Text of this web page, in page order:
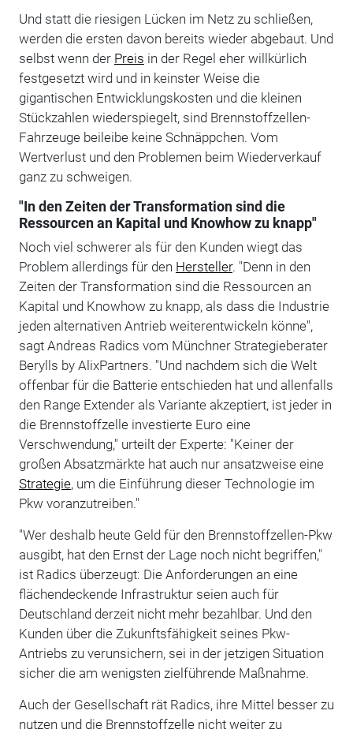
Und statt die riesigen Lücken im Netz zu schließen,
werden die ersten davon bereits wieder abgebaut. Und
selbst wenn der Preis in der Regel eher willkürlich
festgesetzt wird und in keinster Weise die
gigantischen Entwicklungskosten und die kleinen
Stückzahlen wiederspiegelt, sind Brennstoffzellen-
Fahrzeuge beileibe keine Schnäppchen. Vom
Wertverlust und den Problemen beim Wiederverkauf
ganz zu schweigen.
"In den Zeiten der Transformation sind die
Ressourcen an Kapital und Knowhow zu knapp"
Noch viel schwerer als für den Kunden wiegt das
Problem allerdings für den Hersteller. "Denn in den
Zeiten der Transformation sind die Ressourcen an
Kapital und Knowhow zu knapp, als dass die Industrie
jeden alternativen Antrieb weiterentwickeln könne",
sagt Andreas Radics vom Münchner Strategieberater
Berylls by AlixPartners. "Und nachdem sich die Welt
offenbar für die Batterie entschieden hat und allenfalls
den Range Extender als Variante akzeptiert, ist jeder in
die Brennstoffzelle investierte Euro eine
Verschwendung," urteilt der Experte: "Keiner der
großen Absatzmärkte hat auch nur ansatzweise eine
Strategie, um die Einführung dieser Technologie im
Pkw voranzutreiben."
"Wer deshalb heute Geld für den Brennstoffzellen-Pkw
ausgibt, hat den Ernst der Lage noch nicht begriffen,"
ist Radics überzeugt: Die Anforderungen an eine
flächendeckende Infrastruktur seien auch für
Deutschland derzeit nicht mehr bezahlbar. Und den
Kunden über die Zukunftsfähigkeit seines Pkw-
Antriebs zu verunsichern, sei in der jetzigen Situation
sicher die am wenigsten zielführende Maßnahme.
Auch der Gesellschaft rät Radics, ihre Mittel besser zu
nutzen und die Brennstoffzelle nicht weiter zu